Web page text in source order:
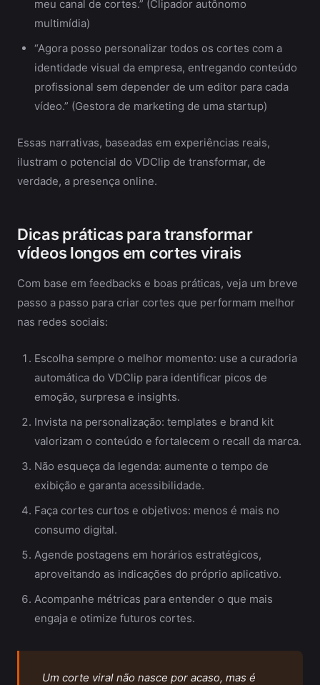
meu canal de cortes.” (Clipador autônomo
multimídia)
“Agora posso personalizar todos os cortes com a
identidade visual da empresa, entregando conteúdo
profissional sem depender de um editor para cada
vídeo.” (Gestora de marketing de uma startup)
Essas narrativas, baseadas em experiências reais,
ilustram o potencial do VDClip de transformar, de
verdade, a presença online.
Dicas práticas para transformar
vídeos longos em cortes virais
Com base em feedbacks e boas práticas, veja um breve
passo a passo para criar cortes que performam melhor
nas redes sociais:
Escolha sempre o melhor momento: use a curadoria
automática do VDClip para identificar picos de
emoção, surpresa e insights.
Invista na personalização: templates e brand kit
valorizam o conteúdo e fortalecem o recall da marca.
Não esqueça da legenda: aumente o tempo de
exibição e garanta acessibilidade.
Faça cortes curtos e objetivos: menos é mais no
consumo digital.
Agende postagens em horários estratégicos,
aproveitando as indicações do próprio aplicativo.
Acompanhe métricas para entender o que mais
engaja e otimize futuros cortes.
Um corte viral não nasce por acaso, mas é